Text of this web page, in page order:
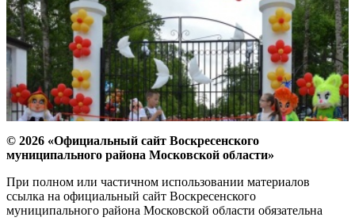
© 2026 «Официальный сайт Воскресенского
муниципального района Московской области»
При полном или частичном использовании материалов
ссылка на официальный сайт Воскресенского
муниципального района Московской области обязательна